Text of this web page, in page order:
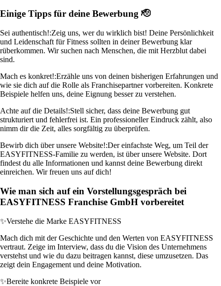
Einige Tipps für deine Bewerbung 🫡
Sei authentisch!:Zeig uns, wer du wirklich bist! Deine Persönlichkeit
und Leidenschaft für Fitness sollten in deiner Bewerbung klar
rüberkommen. Wir suchen nach Menschen, die mit Herzblut dabei
sind.
Mach es konkret!:Erzähle uns von deinen bisherigen Erfahrungen und
wie sie dich auf die Rolle als Franchisepartner vorbereiten. Konkrete
Beispiele helfen uns, deine Eignung besser zu verstehen.
Achte auf die Details!:Stell sicher, dass deine Bewerbung gut
strukturiert und fehlerfrei ist. Ein professioneller Eindruck zählt, also
nimm dir die Zeit, alles sorgfältig zu überprüfen.
Bewirb dich über unsere Website!:Der einfachste Weg, um Teil der
EASYFITNESS-Familie zu werden, ist über unsere Website. Dort
findest du alle Informationen und kannst deine Bewerbung direkt
einreichen. Wir freuen uns auf dich!
Wie man sich auf ein Vorstellungsgespräch bei
EASYFITNESS Franchise GmbH vorbereitet
✨Verstehe die Marke EASYFITNESS
Mach dich mit der Geschichte und den Werten von EASYFITNESS
vertraut. Zeige im Interview, dass du die Vision des Unternehmens
verstehst und wie du dazu beitragen kannst, diese umzusetzen. Das
zeigt dein Engagement und deine Motivation.
✨Bereite konkrete Beispiele vor